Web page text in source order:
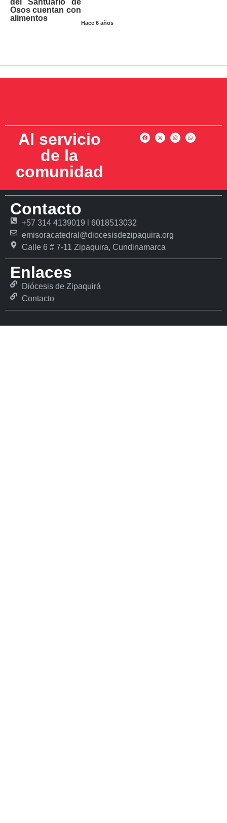
Hace 6 años
del Santuario de
Osos cuentan con
alimentos
Al servicio
de la
comunidad
Contacto
+57 314 4139019 l 6018513032
emisoracatedral@diocesisdezipaquira.org
Calle 6 # 7-11 Zipaquira, Cundinamarca
Enlaces
Diócesis de Zipaquirá
Contacto